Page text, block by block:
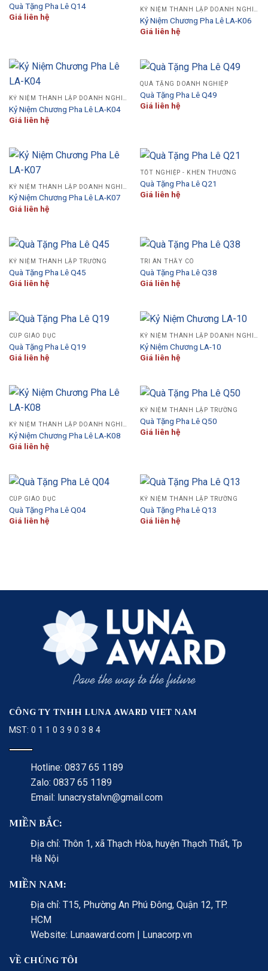
Quà Tặng Pha Lê Q14
Giá liên hệ
KỶ NIỆM THÀNH LẬP DOANH NGHIỆP
Kỷ Niệm Chương Pha Lê LA-K06
Giá liên hệ
Kỷ Niệm Chương Pha Lê LA-K04
Giá liên hệ
QUÀ TẶNG DOANH NGHIỆP
Quà Tặng Pha Lê Q49
Giá liên hệ
Kỷ Niệm Chương Pha Lê LA-K07
Giá liên hệ
TỐT NGHIỆP - KHEN THƯỞNG
Quà Tặng Pha Lê Q21
Giá liên hệ
KỶ NIỆM THÀNH LẬP TRƯỜNG
Quà Tặng Pha Lê Q45
Giá liên hệ
TRI ÂN THẦY CÔ
Quà Tặng Pha Lê Q38
Giá liên hệ
CÚP GIÁO DỤC
Quà Tặng Pha Lê Q19
Giá liên hệ
KỶ NIỆM THÀNH LẬP DOANH NGHIỆP
Kỷ Niệm Chương LA-10
Giá liên hệ
KỶ NIỆM THÀNH LẬP DOANH NGHIỆP
Kỷ Niệm Chương Pha Lê LA-K08
Giá liên hệ
KỶ NIỆM THÀNH LẬP TRƯỜNG
Quà Tặng Pha Lê Q50
Giá liên hệ
CÚP GIÁO DỤC
Quà Tặng Pha Lê Q04
Giá liên hệ
KỶ NIỆM THÀNH LẬP TRƯỜNG
Quà Tặng Pha Lê Q13
Giá liên hệ
CÔNG TY TNHH LUNA AWARD VIET NAM
MST: 0 1 1 0 3 9 0 3 8 4
Hotline: 0837 65 1189
Zalo: 0837 65 1189
Email: lunacrystalvn@gmail.com
MIỀN BẮC:
Địa chỉ: Thôn 1, xã Thạch Hòa, huyện Thạch Thất, Tp
Hà Nội
MIỀN NAM:
Địa chỉ: T15, Phường An Phú Đông, Quận 12, TP.
HCM
Website: Lunaaward.com | Lunacorp.vn
VỀ CHÚNG TÔI